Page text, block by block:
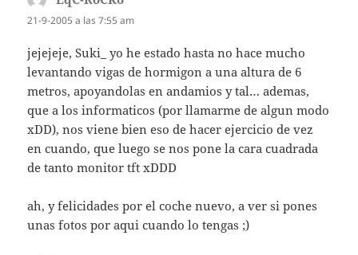
21-9-2005 a las 7:55 am
jejejeje, Suki_ yo he estado hasta no hace mucho
levantando vigas de hormigon a una altura de 6
metros, apoyandolas en andamios y tal… ademas,
que a los informaticos (por llamarme de algun modo
xDD), nos viene bien eso de hacer ejercicio de vez
en cuando, que luego se nos pone la cara cuadrada
de tanto monitor tft xDDD
ah, y felicidades por el coche nuevo, a ver si pones
unas fotos por aqui cuando lo tengas ;)